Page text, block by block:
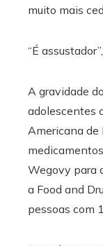
muito mais
“É
A gravidade
adolescentes
Americana de
Wegovy para
a Food and
pessoas com